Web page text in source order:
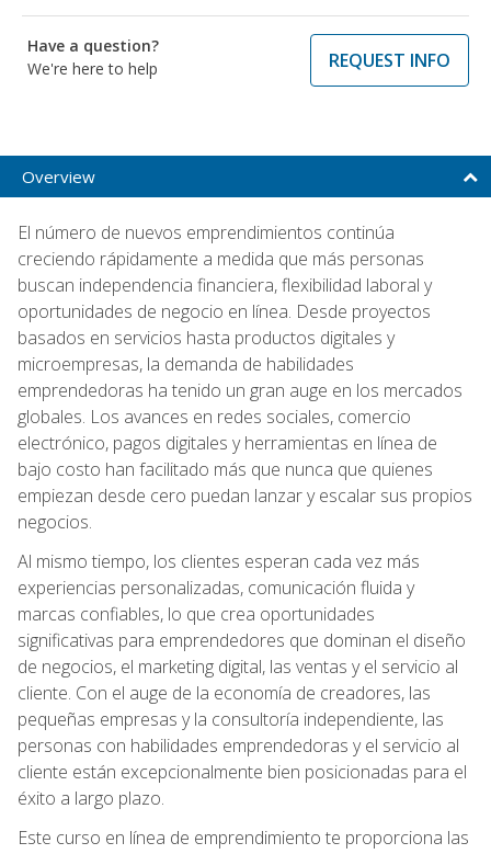
Have a question?
We're here to help
REQUEST INFO
Overview
El número de nuevos emprendimientos continúa
creciendo rápidamente a medida que más personas
buscan independencia financiera, flexibilidad laboral y
oportunidades de negocio en línea. Desde proyectos
basados en servicios hasta productos digitales y
microempresas, la demanda de habilidades
emprendedoras ha tenido un gran auge en los mercados
globales. Los avances en redes sociales, comercio
electrónico, pagos digitales y herramientas en línea de
bajo costo han facilitado más que nunca que quienes
empiezan desde cero puedan lanzar y escalar sus propios
negocios.
Al mismo tiempo, los clientes esperan cada vez más
experiencias personalizadas, comunicación fluida y
marcas confiables, lo que crea oportunidades
significativas para emprendedores que dominan el diseño
de negocios, el marketing digital, las ventas y el servicio al
cliente. Con el auge de la economía de creadores, las
pequeñas empresas y la consultoría independiente, las
personas con habilidades emprendedoras y el servicio al
cliente están excepcionalmente bien posicionadas para el
éxito a largo plazo.
Este curso en línea de emprendimiento te proporciona las